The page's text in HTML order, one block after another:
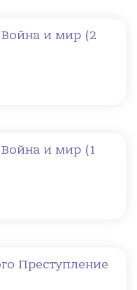
Война и мир (2
и мир (1
Преступление